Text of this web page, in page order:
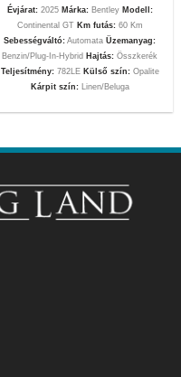
Évjárat:2025 Márka:Bentley Modell:
Continental GT Km futás: 60 Km
Sebességváltó: AutomataÜzemanyag:
Benzin/Plug-In-Hybrid Hajtás: Összkerék
Teljesítmény:782LE Külső szín: Opalite
Kárpit szín:Linen/Beluga